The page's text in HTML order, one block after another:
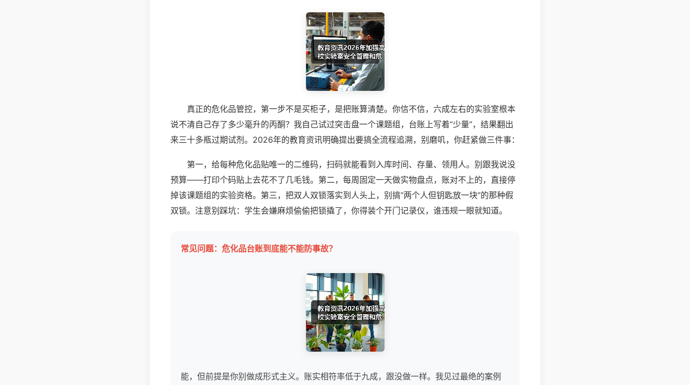
真正的危化品管控，第一步不是买柜子，是把账算清楚。你信不信，六成左右的实验室根本
说不清自己存了多少毫升的丙酮？我自己试过突击盘一个课题组，台账上写着“少量”，结果翻出
来三十多瓶过期试剂。2026年的教育资讯明确提出要搞全流程追溯，别磨叽，你赶紧做三件事：
第一，给每种危化品贴唯一的二维码，扫码就能看到入库时间、存量、领用人。别跟我说没
预算——打印个码贴上去花不了几毛钱。第二，每周固定一天做实物盘点，账对不上的，直接停
掉该课题组的实验资格。第三，把双人双锁落实到人头上，别搞“两个人但钥匙放一块”的那种假
双锁。注意别踩坑：学生会嫌麻烦偷偷把锁撬了，你得装个开门记录仪，谁违规一眼就知道。
常见问题：危化品台账到底能不能防事故？
能，但前提是你别做成形式主义。账实相符率低于九成，跟没做一样。我见过最绝的案例